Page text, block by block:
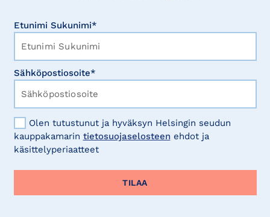
Etunimi Sukunimi*
Sähköpostiosoite*
Olen tutustunut ja hyväksyn Helsingin seudun
kauppakamarin tietosuojaselosteen ehdot ja
käsittelyperiaatteet